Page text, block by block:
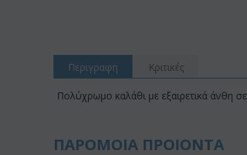
Περιγραφη Κριτικές
Πολύχρωμο καλάθι με εξαιρετικά άνθη σε
ΠΑΡΟΜΟΙΑ ΠΡΟΙΟΝΤΑ